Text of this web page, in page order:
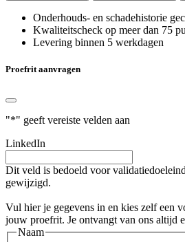
​Onderhouds- en schadehistorie
Kwaliteitscheck op meer dan 75
Levering binnen 5 werkdagen
Proefrit aanvragen
"*" geeft vereiste velden aan
LinkedIn
Dit veld is bedoeld voor
gewijzigd.
Vul hier je gegevens in en kies zelf een
jouw proefrit. Je ontvangt van ons altijd
Naam